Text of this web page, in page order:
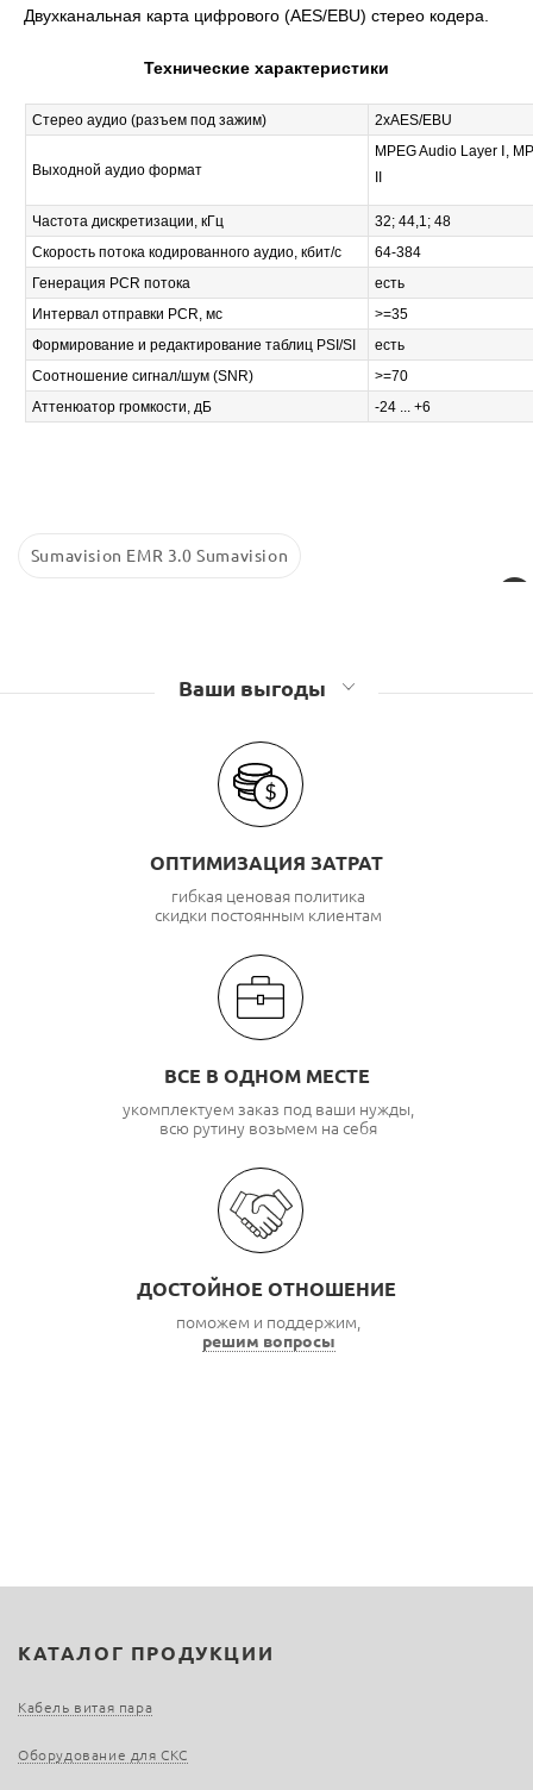
Двухканальная карта цифрового (AES/EBU) стерео кодера.
Технические характеристики
Стерео аудио (разъем под зажим) 2xAES/EBU
Выходной аудио формат
MPEG Audio Layer Ⅰ,
II
Частота дискретизации, кГц
32; 44,1; 48
Скорость потока кодированного аудио, кбит/с
64-384
Генерация PCR потока
есть
Интервал отправки PCR, мс
>=35
Формирование и редактирование таблиц PSI/SI
есть
Соотношение сигнал/шум (SNR)
>=70
Аттенюатор громкости, дБ
-24 ... +6
Sumavision EMR 3.0 Sumavision
Ваши выгоды
ОПТИМИЗАЦИЯ ЗАТРАТ
гибкая ценовая политика
скидки постоянным клиентам
ВСЕ В ОДНОМ МЕСТЕ
укомплектуем заказ под ваши нужды,
всю рутину возьмем на себя
ДОСТОЙНОЕ ОТНОШЕНИЕ
поможем и поддержим,
решим вопросы
КАТАЛОГ ПРОДУКЦИИ
Кабель витая пара
Оборудование для СКС